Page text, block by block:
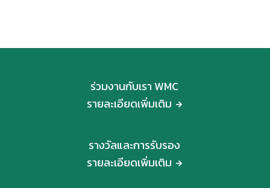
ร่วมงานกับเรา WMC
รายละเอียดเพิ่มเติม
รางวัลและการรับรอง
รายละเอียดเพิ่มเติม